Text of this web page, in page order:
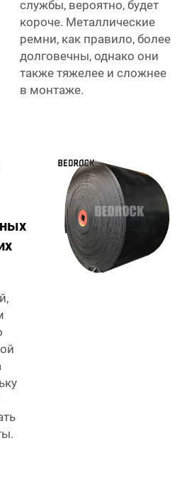
службы, вероятно, будет
короче. Металлические
ремни, как правило, более
долговечны, однако они
также тяжелее и сложнее
в монтаже.